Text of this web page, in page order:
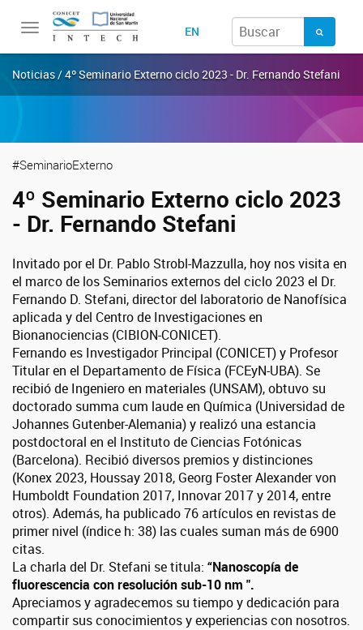
Toggle
EN
Noticias / 4º Seminario Externo ciclo 2023 - Dr. Fernando Stefani
#SeminarioExterno
4º Seminario Externo ciclo 2023
- Dr. Fernando Stefani
Invitado por el Dr. Pablo Strobl-Mazzulla, hoy nos visita en
el marco de los Seminarios externos del ciclo 2023 el Dr.
Fernando D. Stefani, director del laboratorio de Nanofísica
aplicada y del Centro de Investigaciones en
Bionanociencias (CIBION-CONICET).
Fernando es Investigador Principal (CONICET) y Profesor
Titular en el Departamento de Física (FCEyN-UBA). Se
recibió de Ingeniero en materiales (UNSAM), obtuvo su
doctorado summa cum laude en Química (Universidad de
Johannes Gutenber-Alemania) y realizó una estancia
postdoctoral en el Instituto de Ciencias Fotónicas
(Barcelona). Recibió diversos premios y distinciones
(Konex 2023, Houssay 2018, Georg Foster Alexander von
Humboldt Foundation 2017, Innovar 2017 y 2014, entre
otros). Además, ha publicado 76 artículos en revistas de
primer nivel (índice h: 38) las cuales suman más de 6900
citas.
La charla del Dr. Stefani se titula: “Nanoscopía de
fluorescencia con resolución sub-10 nm ".
Apreciamos y agradecemos su tiempo y dedicación para
compartir sus conocimientos y experiencias con nosotros.